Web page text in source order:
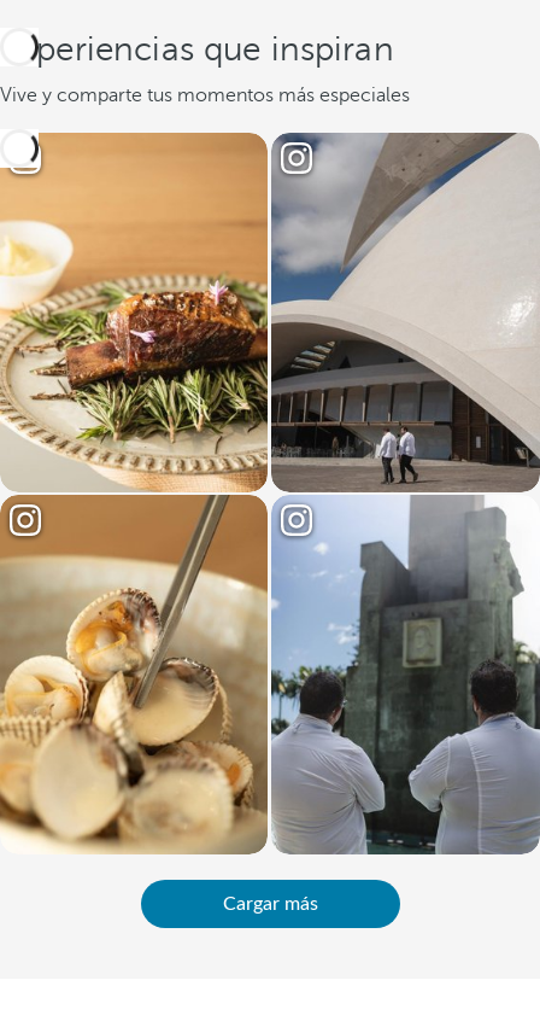
Experiencias que inspiran
Vive y comparte tus momentos más especiales
Cargar más